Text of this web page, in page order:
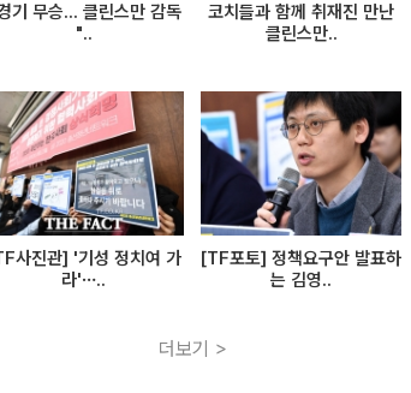
기 무승... 클린스만 감독
"..
코치들과 함께 취재진 만난
클린스만..
사진관] '기성 정치여 가
라'…..
[TF포토] 정책요구안 발표하
는 김영..
더보기 >